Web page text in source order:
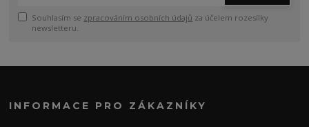
Souhlasím se zpracováním osobních údajů za účelem rozesílky
newsletteru.
INFORMACE PRO ZÁKAZNÍKY